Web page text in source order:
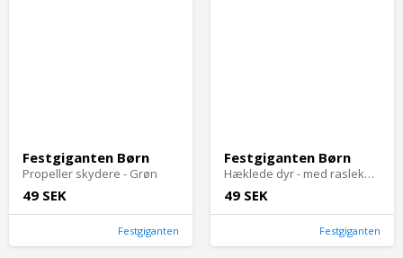
Festgiganten Børn
Propeller skydere - Grøn
49 SEK
Festgiganten
Festgiganten Børn
Hæklede dyr - med raslekaniner eller dinoer - Kanin
49 SEK
Festgiganten